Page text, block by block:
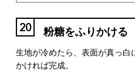
20 粉糖をふりかける
生地が冷めたら、表面が真っ白
かければ完成。